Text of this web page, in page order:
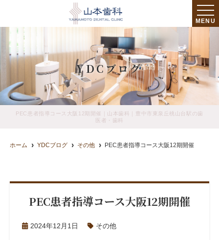
MENU
YDCブログ
PEC患者指導コース大阪12期開催｜山本歯科｜豊中市東泉丘桃山台駅の歯
医者・歯科
ホーム YDCブログ その他 PEC患者指導コース大阪12期開催
PEC患者指導コース大阪12期開催
2024年12月1日 その他